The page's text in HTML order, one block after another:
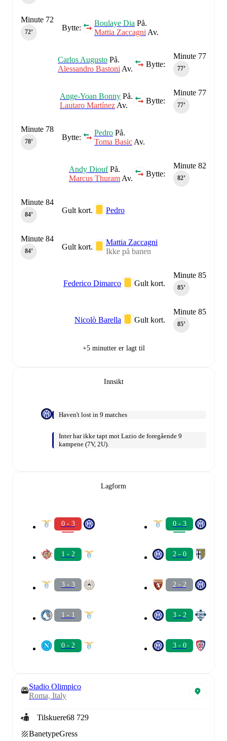
Bytte:
Boulaye Dia På.
Mattia Zaccagni Av.
Minute 72
72‎’‎
Minute 77
77‎’‎
Bytte:
Carlos Augusto På.
Alessandro Bastoni Av.
Minute 77
77‎’‎
Bytte:
Ange-Yoan Bonny På.
Lautaro Martínez Av.
Bytte:
Pedro På.
Toma Basic Av.
Minute 78
78‎’‎
Minute 82
82‎’‎
Bytte:
Andy DioufPå.
Marcus Thuram Av.
Gult kort. Pedro
Minute 84
84‎’‎
Gult kort.
Mattia Zaccagni
Ikke på banen
Minute 84
84‎’‎
Minute 85
85‎’‎
Gult kort.
Federico Dimarco
Minute 85
85‎’‎
Gult kort.
Nicolò Barella
+5 minutter er lagt til
Innsikt
Haven't lost in 9 matches
Inter har ikke tapt mot Lazio de foregående 9
kampene (7V, 2U).
Lagform
0 - 3
1 - 2
3 - 3
1 - 1
0 - 2
0 - 3
2 - 0
2 - 2
3 - 2
3 - 0
Stadio Olimpico
Roma, Italy
Tilskuere68 729
BanetypeGress